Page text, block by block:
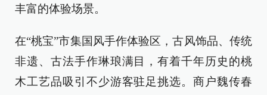
丰富的体验场景。
在“桃宝”市集国风手作体验区，古风饰品、传统
非遗、古法手作琳琅满目，有着千年历史的桃
木工艺品吸引不少游客驻足挑选。商户魏传春